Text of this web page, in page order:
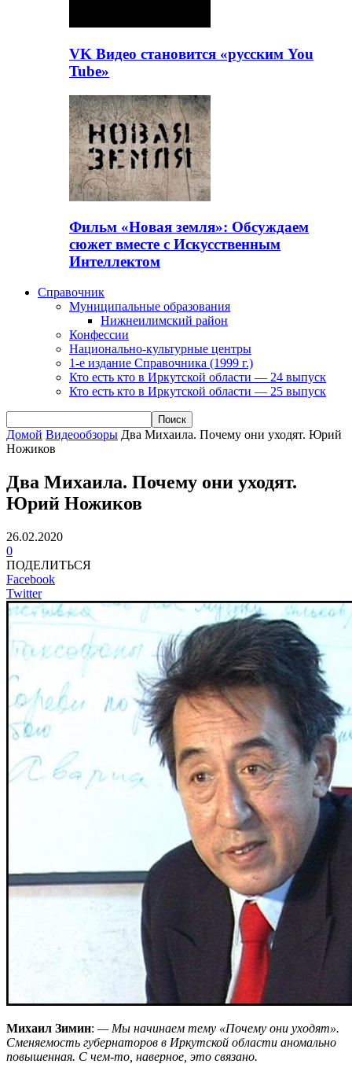
VK Видео становится «русским You
Tube»
Фильм «Новая земля»: Обсуждаем
сюжет вместе с Искусственным
Интеллектом
Справочник
Муниципальные образования
Нижнеилимский район
Конфессии
Национально-культурные центры
1-е издание Справочника (1999 г.)
Кто есть кто в Иркутской области — 24 выпуск
Кто есть кто в Иркутской области — 25 выпуск
Домой Видеообзоры Два Михаила. Почему они уходят. Юрий
Ножиков
Два Михаила. Почему они уходят.
Юрий Ножиков
26.02.2020
0
ПОДЕЛИТЬСЯ
Facebook
Twitter
Михаил Зимин: — Мы начинаем тему «Почему они уходят».
Сменяемость губернаторов в Иркутской области аномально
повышенная. С чем-то, наверное, это связано.